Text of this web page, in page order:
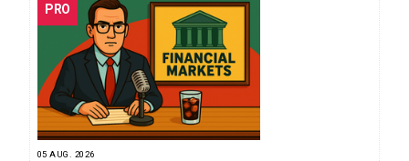
PRO
05 AUG. 2026